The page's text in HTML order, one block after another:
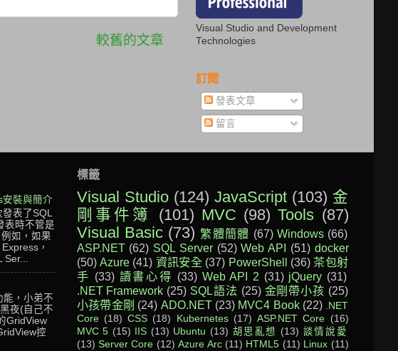
較舊的文章
Visual Studio and Development
Technologies
訂閱
發表文章
留言
裝與簡介
表了SQL
表時不管是
如，如果
，
Ser...
能，小弟不
夜(自己不
GridView
控
標籤
Visual Studio (124) JavaScript (103) 金
剛事件簿
(101) MVC (98) Tools (87)
Visual Basic (73) 繁體簡體 (67) Windows (66)
ASP.NET (62) SQL Server (52) Web API (51) docker
(50) Azure (41) 資訊安全 (37) PowerShell (36) 茶包射
手 (33) 讀書心得 (33) Web API 2 (31) jQuery (31)
.NET Framework (25) SQL語法 (25) 金剛帶小孩 (25)
小孩帶金剛 (24) ADO.NET (23) MVC4 Book (22) .NET
Core (18) CSS (18) Kubernetes (17) ASP.NET Core (16)
MVC 5 (15) IIS (13) Ubuntu (13) 胡思亂想 (13) 談情說愛
(13) Server Core (12) Azure Arc (11) HTML5 (11) Linux (11)